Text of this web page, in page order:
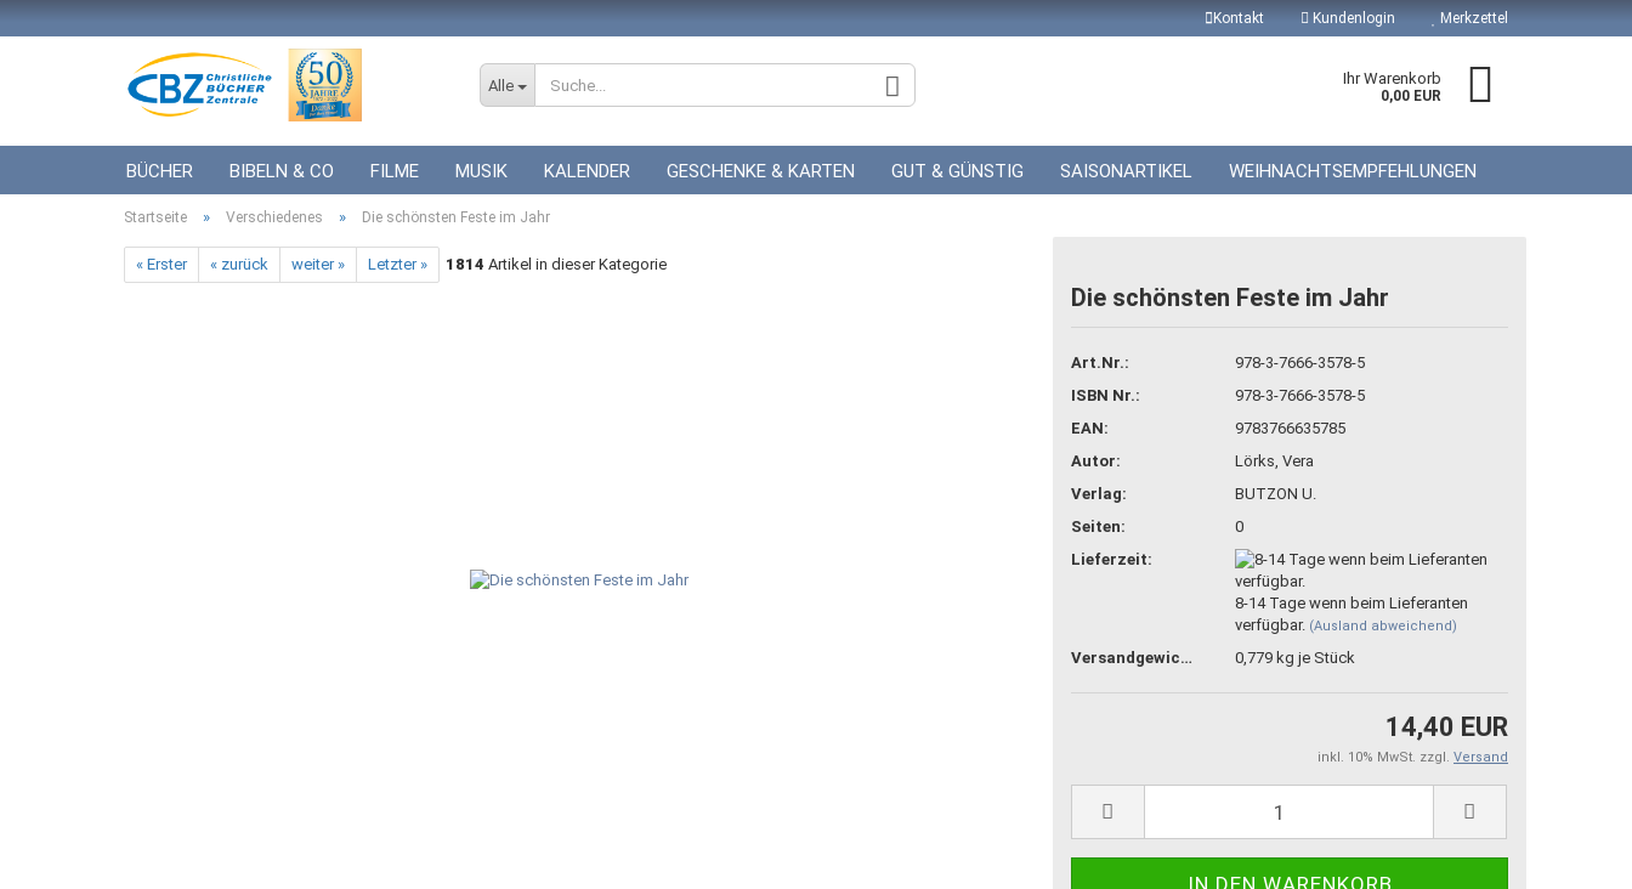
Kontakt Kundenlogin
Konto erstellen
Passwort vergessen?
Merkzettel
Alle Ihr Warenkorb
0,00 EUR
BÜCHER BIBELN & CO FILME MUSIK KALENDER GESCHENKE & KARTEN GUT & GÜNSTIG SAISONARTIKEL WEIHNACHTSEMPFEHLUNGEN
ICF BÜCHER VERSCHIEDENES GESCHENKE ZUR HOCHZEIT
Startseite » Verschiedenes » Die schönsten Feste im Jahr
« Erster « zurück weiter » Letzter » 1814 Artikel in dieser Kategorie
Die schönsten Feste im Jahr
Art.Nr.:
978-3-7666-3578-5
ISBN Nr.:
978-3-7666-3578-5
EAN:
9783766635785
Autor:
Lörks, Vera
Verlag:
BUTZON U.
Seiten:
0
Lieferzeit:
8-14 Tage wenn beim Lieferanten
verfügbar. (Ausland abweichend)
Versandgewicht: 0,779 kg je Stück
14,40 EUR
inkl. 10% MwSt. zzgl. Versand